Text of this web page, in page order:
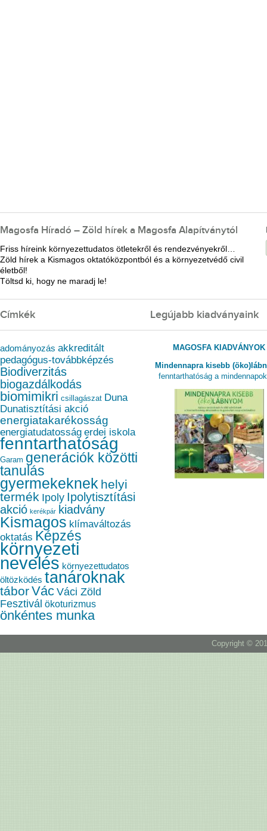
Magosfa Híradó – Zöld hírek a Magosfa Alapítványtól
Friss híreink környezettudatos ötletekről és rendezvényekről…
Zöld hírek a Kismagos oktatóközpontból és a környezetvédő civil
életből!
Töltsd ki, hogy ne maradj le!
Címkék
adományozás akkreditált
pedagógus-továbbképzés
Biodiverzitás
biogazdálkodás
biomimikri csillagászat Duna
Dunatisztítási akció
energiatakarékosság
energiatudatosság erdei iskola
fenntarthatóság
Garam generációk közötti
tanulás
gyermekeknek helyi
termék Ipoly Ipolytisztítási
akció kerékpár kiadvány
Kismagos klímaváltozás
oktatás Képzés
környezeti
nevelés környezettudatos
öltözködés tanároknak
táborVác Váci Zöld
Fesztivál ökoturizmus
önkéntes munka
Legújabb kiadványaink
MAGOSFA KIADVÁNYOK
Mindennapra kisebb
fenntarthatóság a
Copyright ©